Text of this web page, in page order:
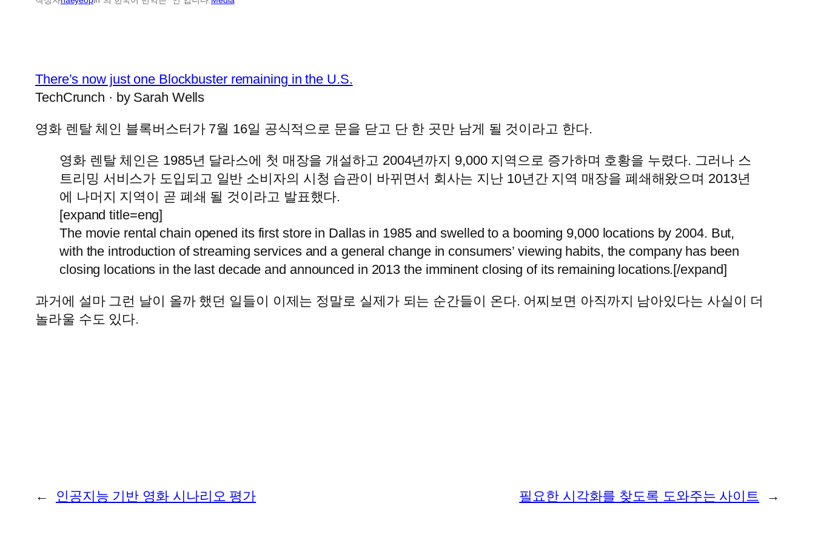
There’s now just one Blockbuster remaining in the U.S.
TechCrunch · by Sarah Wells
영화 렌탈 체인 블록버스터가 7월 16일 공식적으로 문을 닫고 단 한 곳만 남게 될 것이라고 한다.
영화 렌탈 체인은 1985년 달라스에 첫 매장을 개설하고 2004년까지 9,000 지역으로 증가하며 호황을 누렸다. 그러나 스
트리밍 서비스가 도입되고 일반 소비자의 시청 습관이 바뀌면서 회사는 지난 10년간 지역 매장을 폐쇄해왔으며 2013년
에 나머지 지역이 곧 폐쇄 될 것이라고 발표했다.
[expand title=eng]
The movie rental chain opened its first store in Dallas in 1985 and swelled to a booming 9,000 locations by 2004. But,
with the introduction of streaming services and a general change in consumers’ viewing habits, the company has been
closing locations in the last decade and announced in 2013 the imminent closing of its remaining locations.[/expand]
과거에 설마 그런 날이 올까 했던 일들이 이제는 정말로 실제가 되는 순간들이 온다. 어찌보면 아직까지 남아있다는 사실이 더
놀라울 수도 있다.
← 인공지능 기반 영화 시나리오 평가 필요한 시각화를 찾도록 도와주는 사이트 →